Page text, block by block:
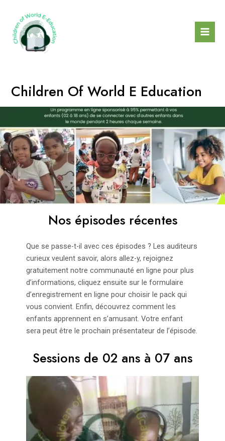
content
Children Of World E Education
Nos épisodes récentes
Que se passe-t-il avec ces épisodes ? Les auditeurs
curieux veulent savoir, alors allez-y, rejoignez
gratuitement notre communauté en ligne pour plus
d’informations, cliquez ensuite sur le formulaire
d’enregistrement en ligne pour choisir le pack qui
vous convient. Enfin, découvrez comment les
enfants apprennent en s’amusant. Votre enfant
sera peut être le prochain présentateur de l’épisode.
Sessions de 02 ans à 07 ans